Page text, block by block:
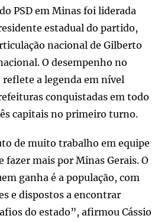
PSD em Minas foi liderada
estadual do partido,
nacional de Gilberto
O desempenho no
reflete a legenda em nível
conquistadas em todo
capitais no primeiro turno.
de muito trabalho em equipe
fazer mais por Minas Gerais. O
ganha é a população, com
e dispostos a encontrar
do estado”, afirmou Cássio